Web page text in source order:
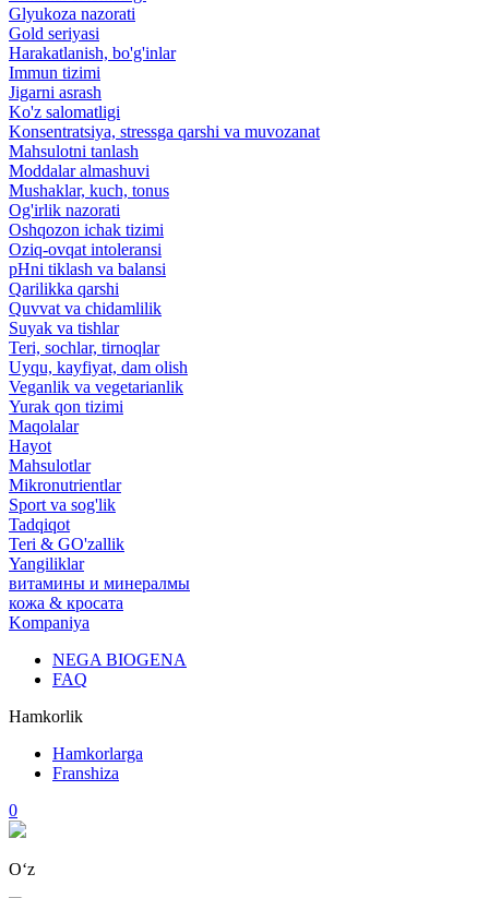
Glyukoza nazorati
Gold seriyasi
Harakatlanish, bo'g'inlar
Immun tizimi
Jigarni asrash
Ko'z salomatligi
Konsentratsiya, stressga qarshi va muvozanat
Mahsulotni tanlash
Moddalar almashuvi
Mushaklar, kuch, tonus
Og'irlik nazorati
Oshqozon ichak tizimi
Oziq-ovqat intoleransi
pHni tiklash va balansi
Qarilikka qarshi
Quvvat va chidamlilik
Suyak va tishlar
Teri, sochlar, tirnoqlar
Uyqu, kayfiyat, dam olish
Veganlik va vegetarianlik
Yurak qon tizimi
Maqolalar
Hayot
Mahsulotlar
Mikronutrientlar
Sport va sog'lik
Tadqiqot
Teri & GO'zallik
Yangiliklar
витамины и минералмы
кожа & кросата
Kompaniya
NEGA BIOGENA
FAQ
Hamkorlik
Hamkorlarga
Franshiza
0
Oʻz